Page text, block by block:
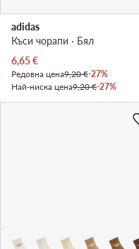
adidas
Къси чорапи · Бял
Актуална цена
6,65€
Редовна цена9,20 €-27%
Най-ниска цена9,20 €-27%